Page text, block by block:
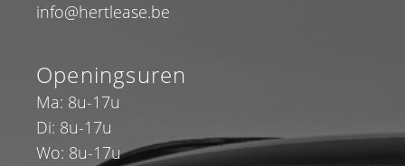
info@hertlease.be
Openingsuren
Ma: 8u-17u
Di: 8u-17u
Wo: 8u-17u